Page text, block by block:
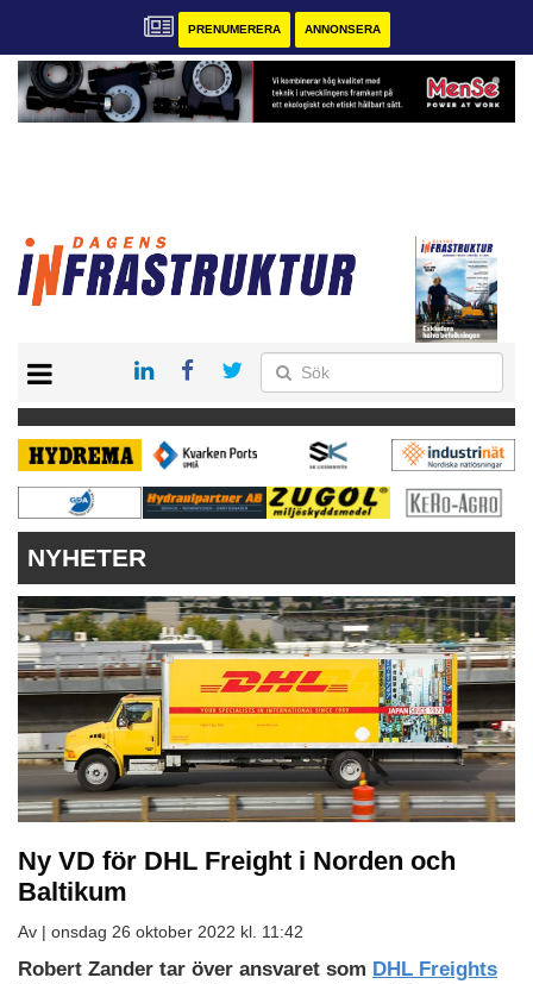
PRENUMERERA ANNONSERA
KONTAKT
VÅRA ANDRA MAGASIN
PRENUMERERA
ANNONSERA
NYHETER
Ny VD för DHL Freight i Norden och
Baltikum
Av | onsdag 26 oktober 2022 kl. 11:42
Robert Zander tar över ansvaret som DHL Freights